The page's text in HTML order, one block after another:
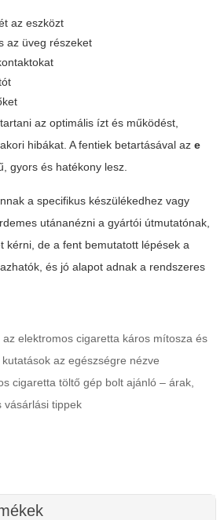
az eszközt
az üveg részeket
az optimális ízt és működést,
hibákat. A fentiek betartásával az e
gyors és hatékony lesz.
a specifikus készülékedhez vagy
utánanézni a gyártói útmutatónak,
kérni, de a fent bemutatott lépések a
és jó alapot adnak a rendszeres
az elektromos cigaretta káros mítosza és
az egészségre nézve
cigaretta töltő gép bolt ajánló – árak,
vásárlási tippek